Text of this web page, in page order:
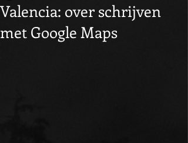
Valencia: over schrijven
met Google Maps